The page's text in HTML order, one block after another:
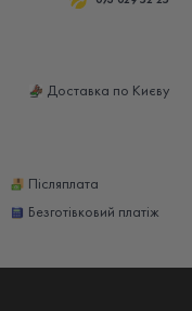
Доставка по Києву
Післяплата
Безготівковий платіж